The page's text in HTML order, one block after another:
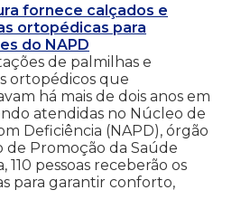
fornece calçados e
ortopédicas para
do NAPD
de palmilhas e
ortopédicos que
há mais de dois anos em
atendidas no Núcleo de
Deficiência (NAPD), órgão
de Promoção da Saúde
110 pessoas receberão os
para garantir conforto,